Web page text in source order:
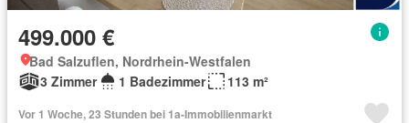
499.000 €
Bad Salzuflen, Nordrhein-Westfalen
3 Zimmer
1 Badezimmer 113 m²
Vor 1 Woche, 23 Stunden bei 1a-Immobilienmarkt